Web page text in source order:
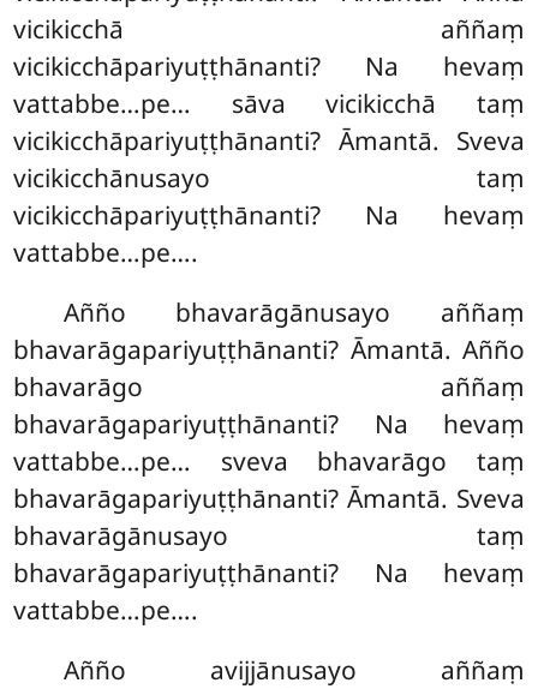
vicikicchā aññaṃ
vicikicchāpariyuṭṭhānanti? Na hevaṃ
vattabbe…pe… sāva vicikicchā taṃ
vicikicchāpariyuṭṭhānanti? Āmantā. Sveva
vicikicchānusayo taṃ
vicikicchāpariyuṭṭhānanti? Na hevaṃ
vattabbe…pe….
Añño bhavarāgānusayo aññaṃ
bhavarāgapariyuṭṭhānanti? Āmantā. Añño
bhavarāgo aññaṃ
bhavarāgapariyuṭṭhānanti? Na hevaṃ
vattabbe…pe… sveva bhavarāgo taṃ
bhavarāgapariyuṭṭhānanti? Āmantā. Sveva
bhavarāgānusayo taṃ
bhavarāgapariyuṭṭhānanti? Na hevaṃ
vattabbe…pe….
Añño avijjānusayo aññaṃ